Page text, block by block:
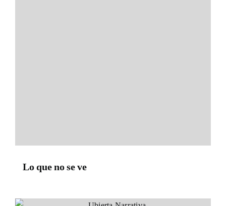
Lo que no se ve